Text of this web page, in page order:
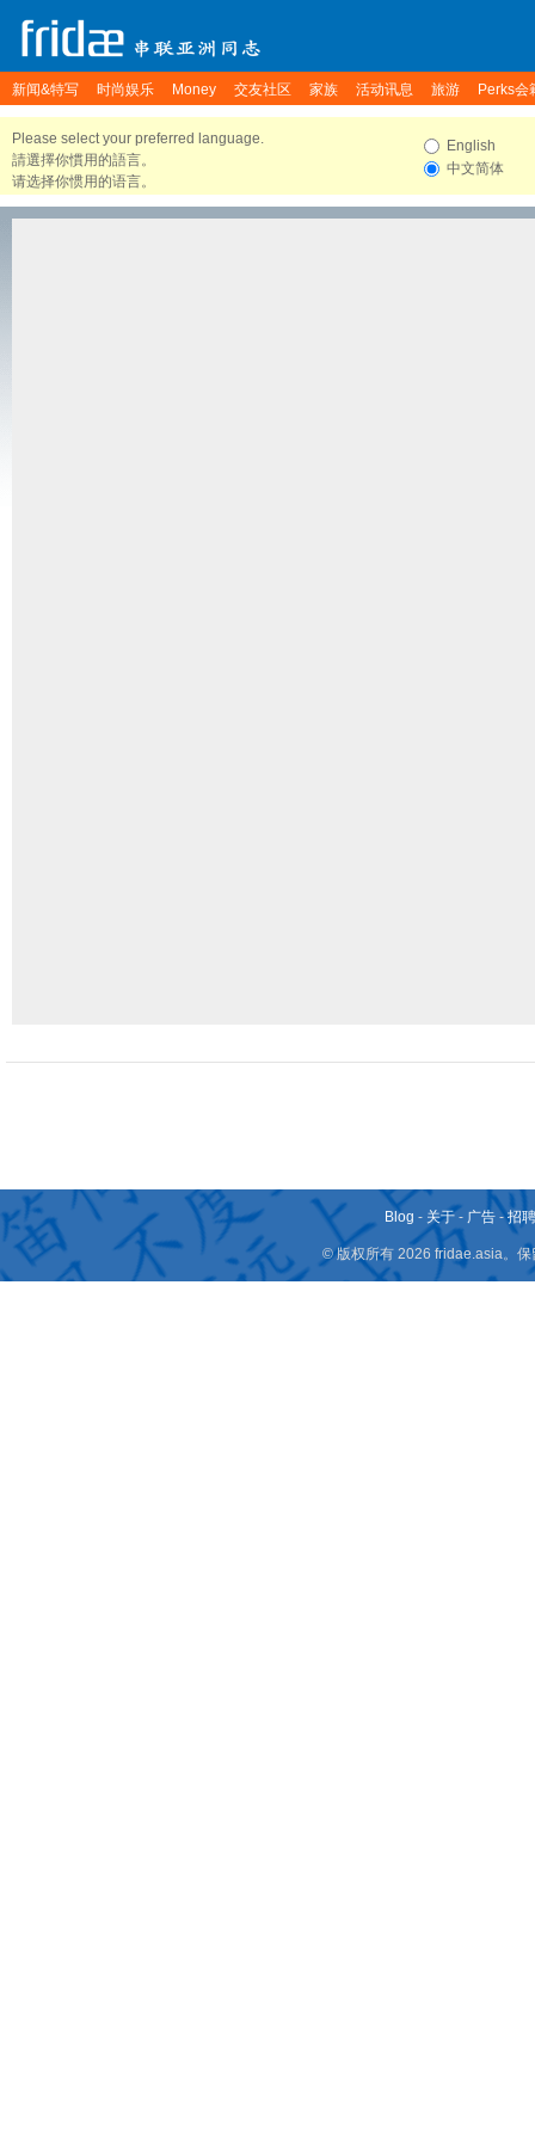
新闻&特写 时尚娱乐 Money 交友社区 家族 活动讯息 旅游 Perks会
Please select your preferred language.
請選擇你慣用的語言。
请选择你惯用的语言。
English
中文简体
Blog - 关于 - 广告 -招
© 版权所有 2026 fridae.asia。